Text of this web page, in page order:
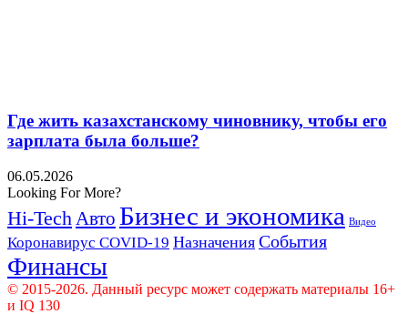
Где жить казахстанскому чиновнику, чтобы его
зарплата была больше?
06.05.2026
Looking For More?
Hi-Tech Авто Бизнес и экономика Видео
Коронавирус COVID-19 Назначения События
Финансы
© 2015-2026. Данный ресурс может содержать материалы 16+
и IQ 130